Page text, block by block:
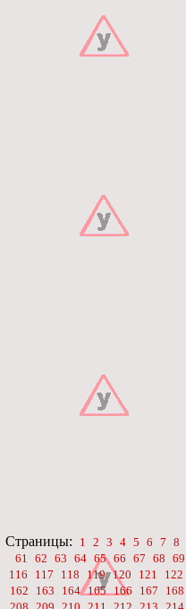
Страницы: 1 2 3 4 5 6 7 8
61 62 63 64 65 66 67 68 69
116
117 118 119 120 121 122
162
163 164 165 166 167 168